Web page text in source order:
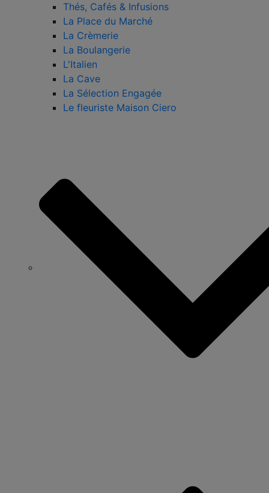
Thés, Cafés & Infusions
La Place du Marché
La Crèmerie
La Boulangerie
L'Italien
La Cave
La Sélection Engagée
Le fleuriste Maison Ciero